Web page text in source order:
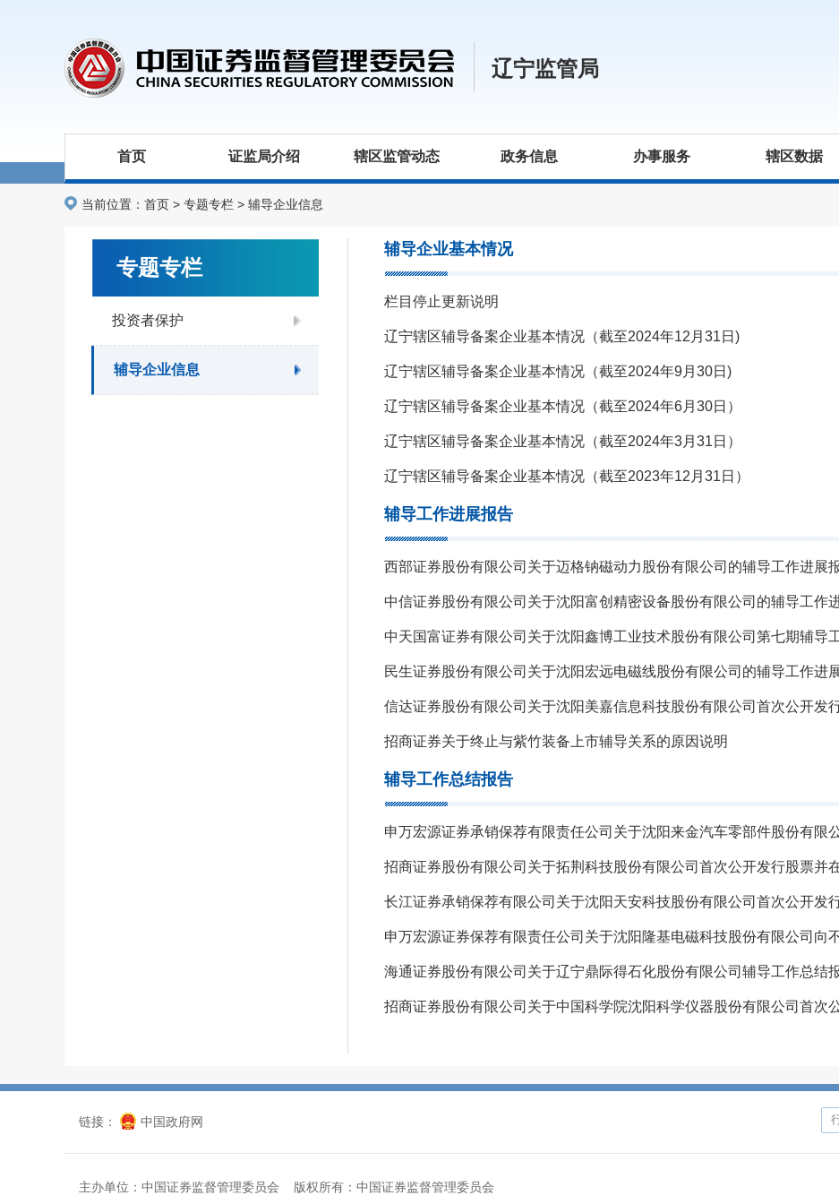
辽宁监管局
首页 证监局介绍 辖区监管动态 政务信息 办事服务 辖区数据
当前位置： 首页 > 专题专栏 > 辅导企业信息
专题专栏
投资者保护
辅导企业信息
辅导企业基本情况
栏目停止更新说明
辽宁辖区辅导备案企业基本情况（截至2024年12月31日)
辽宁辖区辅导备案企业基本情况（截至2024年9月30日)
辽宁辖区辅导备案企业基本情况（截至2024年6月30日）
辽宁辖区辅导备案企业基本情况（截至2024年3月31日）
辽宁辖区辅导备案企业基本情况（截至2023年12月31日）
辅导工作进展报告
西部证券股份有限公司关于迈格钠磁动力股份有限公司的辅导工作进展
中天国富证券有限公司关于沈阳鑫博工业技术股份有限公司第七期辅导
招商证券关于终止与紫竹装备上市辅导关系的原因说明
辅导工作总结报告
海通证券股份有限公司关于辽宁鼎际得石化股份有限公司辅导工作总结
链接： 中国政府网
主办单位：中国证券监督管理委员会 版权所有：中国证券监督管理委员会